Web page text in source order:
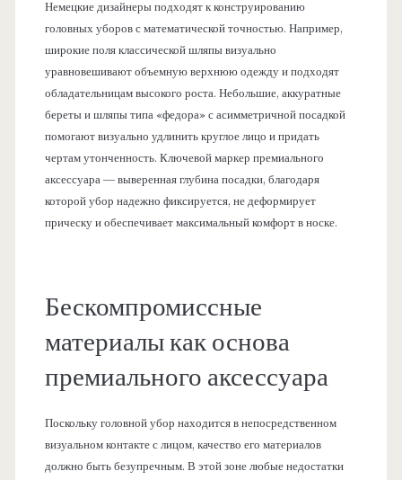
Немецкие дизайнеры подходят к конструированию
головных уборов с математической точностью. Например,
широкие поля классической шляпы визуально
уравновешивают объемную верхнюю одежду и подходят
обладательницам высокого роста. Небольшие, аккуратные
береты и шляпы типа «федора» с асимметричной посадкой
помогают визуально удлинить круглое лицо и придать
чертам утонченность. Ключевой маркер премиального
аксессуара — выверенная глубина посадки, благодаря
которой убор надежно фиксируется, не деформирует
прическу и обеспечивает максимальный комфорт в носке.
Бескомпромиссные
материалы как основа
премиального аксессуара
Поскольку головной убор находится в непосредственном
визуальном контакте с лицом, качество его материалов
должно быть безупречным. В этой зоне любые недостатки